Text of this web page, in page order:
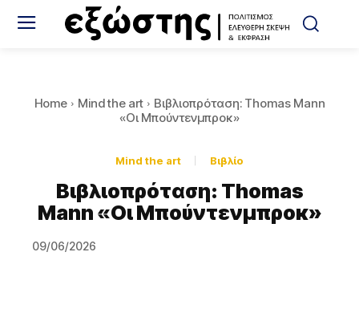
Home Mind the art
Βιβλιοπρόταση: Thomas Mann
«Οι Μπούντενμπροκ»
Mind the art Βιβλίο
Βιβλιοπρόταση: Thomas
Mann «Οι Μπούντενμπροκ»
09/06/2026